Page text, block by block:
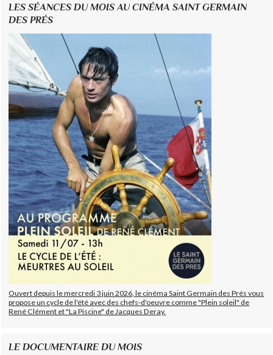
LES SÉANCES DU MOIS AU CINÉMA SAINT GERMAIN
DES PRÉS
Ouvert depuis le mercredi 3 juin 2026, le cinéma Saint Germain des Prés vous
propose un cycle de l'été avec des chefs-d'oeuvre comme "Plein soleil" de
René Clément et "La Piscine" de Jacques Deray.
LE DOCUMENTAIRE DU MOIS